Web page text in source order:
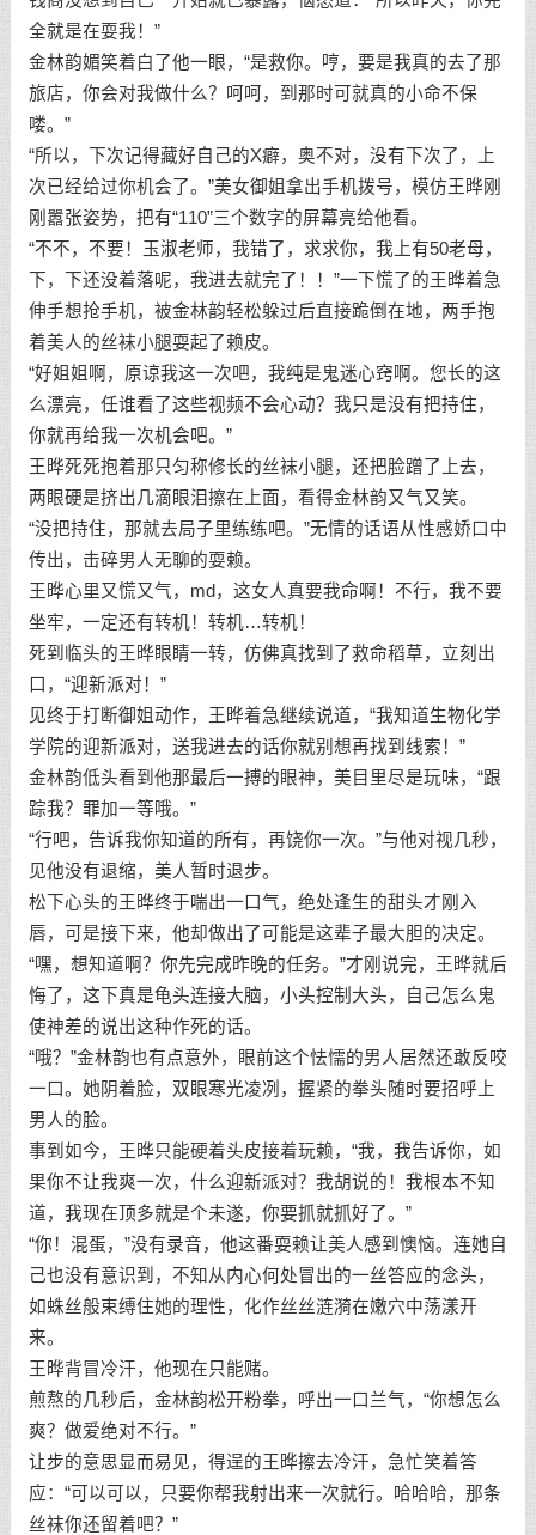
全就是在耍我！”
金林韵媚笑着白了他一眼，“是救你。哼，要是我真的去了那
旅店，你会对我做什么？呵呵，到那时可就真的小命不保
喽。”
“所以，下次记得藏好自己的X癖，奥不对，没有下次了，上
次已经给过你机会了。”美女御姐拿出手机拨号，模仿王晔刚
刚嚣张姿势，把有“110”三个数字的屏幕亮给他看。
“不不，不要！玉淑老师，我错了，求求你，我上有50老母，
下，下还没着落呢，我进去就完了！！”一下慌了的王晔着急
伸手想抢手机，被金林韵轻松躲过后直接跪倒在地，两手抱
着美人的丝袜小腿耍起了赖皮。
“好姐姐啊，原谅我这一次吧，我纯是鬼迷心窍啊。您长的这
么漂亮，任谁看了这些视频不会心动？我只是没有把持住，
你就再给我一次机会吧。”
王晔死死抱着那只匀称修长的丝袜小腿，还把脸蹭了上去，
两眼硬是挤出几滴眼泪擦在上面，看得金林韵又气又笑。
“没把持住，那就去局子里练练吧。”无情的话语从性感娇口中
传出，击碎男人无聊的耍赖。
王晔心里又慌又气，md，这女人真要我命啊！不行，我不要
坐牢，一定还有转机！转机…转机！
死到临头的王晔眼睛一转，仿佛真找到了救命稻草，立刻出
口，“迎新派对！”
见终于打断御姐动作，王晔着急继续说道，“我知道生物化学
学院的迎新派对，送我进去的话你就别想再找到线索！”
金林韵低头看到他那最后一搏的眼神，美目里尽是玩味，“跟
踪我？罪加一等哦。”
“行吧，告诉我你知道的所有，再饶你一次。”与他对视几秒，
见他没有退缩，美人暂时退步。
松下心头的王晔终于喘出一口气，绝处逢生的甜头才刚入
唇，可是接下来，他却做出了可能是这辈子最大胆的决定。
“嘿，想知道啊？你先完成昨晚的任务。”才刚说完，王晔就后
悔了，这下真是龟头连接大脑，小头控制大头，自己怎么鬼
使神差的说出这种作死的话。
“哦？”金林韵也有点意外，眼前这个怯懦的男人居然还敢反咬
一口。她阴着脸，双眼寒光凌冽，握紧的拳头随时要招呼上
男人的脸。
事到如今，王晔只能硬着头皮接着玩赖，“我，我告诉你，如
果你不让我爽一次，什么迎新派对？我胡说的！我根本不知
道，我现在顶多就是个未遂，你要抓就抓好了。”
“你！混蛋，”没有录音，他这番耍赖让美人感到懊恼。连她自
己也没有意识到，不知从内心何处冒出的一丝答应的念头，
如蛛丝般束缚住她的理性，化作丝丝涟漪在嫩穴中荡漾开
来。
王晔背冒冷汗，他现在只能赌。
煎熬的几秒后，金林韵松开粉拳，呼出一口兰气，“你想怎么
爽？做爱绝对不行。”
让步的意思显而易见，得逞的王晔擦去冷汗，急忙笑着答
应：“可以可以，只要你帮我射出来一次就行。哈哈哈，那条
丝袜你还留着吧？”